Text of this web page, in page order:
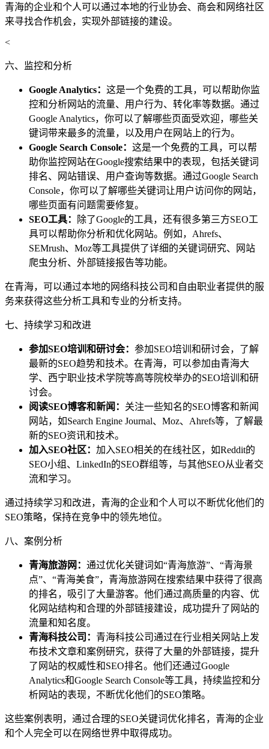
青海的企业和个人可以通过本地的行业协会、商会和网络社区
来寻找合作机会，实现外部链接的建设。
<
六、监控和分析
Google Analytics： 这是一个免费的工具，可以帮助你监
控和分析网站的流量、用户行为、转化率等数据。通过
Google Analytics，你可以了解哪些页面受欢迎，哪些关
键词带来最多的流量，以及用户在网站上的行为。
Google Search Console： 这是一个免费的工具，可以帮
助你监控网站在Google搜索结果中的表现，包括关键词
排名、网站错误、用户查询等数据。通过Google Search
Console，你可以了解哪些关键词让用户访问你的网站，
哪些页面有问题需要修复。
SEO工具：
除了Google的工具，还有很多第三方SEO工
具可以帮助你分析和优化网站。例如，Ahrefs、
SEMrush、Moz等工具提供了详细的关键词研究、网站
爬虫分析、外部链接报告等功能。
在青海，可以通过本地的网络科技公司和自由职业者提供的服
务来获得这些分析工具和专业的分析支持。
七、持续学习和改进
参加SEO培训和研讨会： 参加SEO培训和研讨会，了解
最新的SEO趋势和技术。在青海，可以参加由青海大
学、西宁职业技术学院等高等院校举办的SEO培训和研
讨会。
阅读SEO博客和新闻： 关注一些知名的SEO博客和新闻
网站，如Search Engine Journal、Moz、Ahrefs等，了解最
新的SEO资讯和技术。
加入SEO社区： 加入SEO相关的在线社区，如Reddit的
SEO小组、LinkedIn的SEO群组等，与其他SEO从业者交
流和学习。
通过持续学习和改进，青海的企业和个人可以不断优化他们的
SEO策略，保持在竞争中的领先地位。
八、案例分析
青海旅游网： 通过优化关键词如“青海旅游”、“青海景
点”、“青海美食”，青海旅游网在搜索结果中获得了很高
的排名，吸引了大量游客。他们通过高质量的内容、优
化网站结构和合理的外部链接建设，成功提升了网站的
流量和知名度。
青海科技公司： 青海科技公司通过在行业相关网站上发
布技术文章和案例研究，获得了大量的外部链接，提升
了网站的权威性和SEO排名。他们还通过Google
Analytics和Google Search Console等工具，持续监控和分
析网站的表现，不断优化他们的SEO策略。
这些案例表明，通过合理的SEO关键词优化排名，青海的企业
和个人完全可以在网络世界中取得成功。